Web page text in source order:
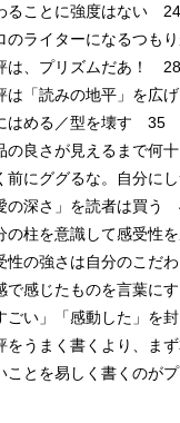
ることに強度はない 24
のライターになるつも
は、プリズムだあ！ 28
は「読みの地平」を広
はめる／型を壊す 35
の良さが見えるまで何
前にググるな。自分に
の深さ」を読者は買う
の柱を意識して感受性
性の強さは自分のこだ
で感じたものを言葉に
ごい」「感動した」を
をうまく書くより、ま
ことを易しく書くのが